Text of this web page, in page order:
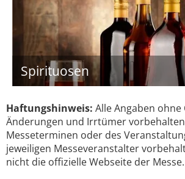
Spirituosen
Haftungshinweis: Alle Angaben ohne
Änderungen und Irrtümer
Messeterminen oder des
jeweiligen Messeveranstalter
nicht die offizielle Webseite der Messe.